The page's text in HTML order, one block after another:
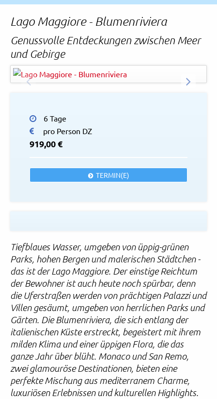
Lago Maggiore - Blumenriviera
Genussvolle Entdeckungen zwischen Meer
und Gebirge
Eagle2308 - AdobeStock
© Easy-BUS
6 Tage
pro Person DZ
919,00 €
TERMIN(E)
Tiefblaues Wasser, umgeben von üppig-grünen
Parks, hohen Bergen und malerischen Städtchen -
das ist der Lago Maggiore. Der einstige Reichtum
der Bewohner ist auch heute noch spürbar, denn
die Uferstraßen werden von prächtigen Palazzi und
Villen gesäumt, umgeben von herrlichen Parks und
Gärten. Die Blumenriviera, die sich entlang der
italienischen Küste erstreckt, begeistert mit ihrem
milden Klima und einer üppigen Flora, die das
ganze Jahr über blüht. Monaco und San Remo,
zwei glamouröse Destinationen, bieten eine
perfekte Mischung aus mediterranem Charme,
luxuriösen Erlebnissen und kulturellen Highlights.
Reiseversicherung